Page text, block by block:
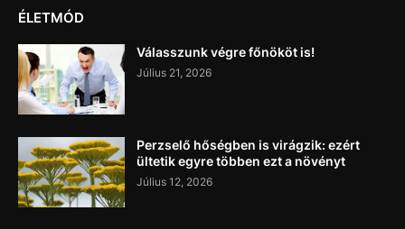
ÉLETMÓD
Válasszunk végre főnököt is!
Július 21, 2026
Perzselő hőségben is virágzik: ezért
ültetik egyre többen ezt a növényt
Július 12, 2026